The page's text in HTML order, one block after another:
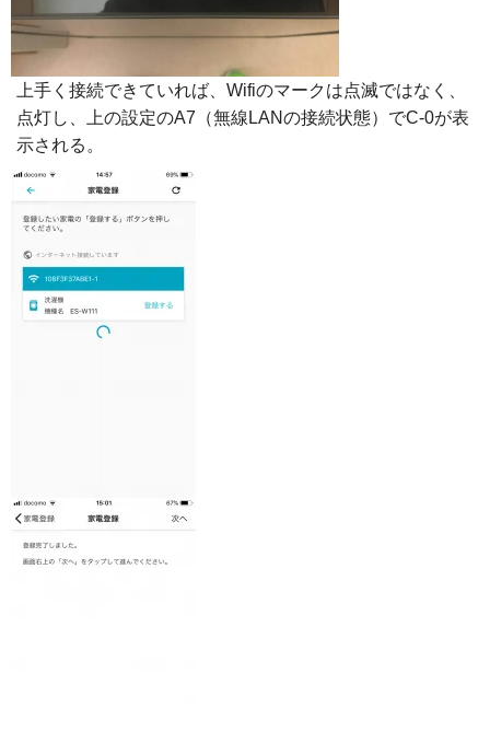
上手く接続できていれば、Wifiのマークは点滅ではなく、
点灯し、上の設定のA7（無線LANの接続状態）でC-0が表
示される。